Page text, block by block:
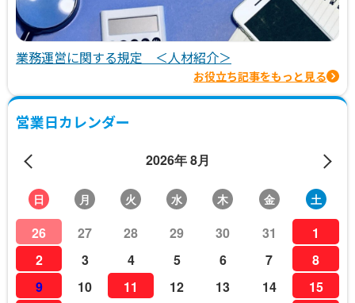
業務運営に関する規定 ＜人材紹介＞
お役立ち記事をもっと見る
営業日カレンダー
2026年 8月
日 月 火 水 木 金 土
26 27 28 29 30 31
1
2
3 4 5 6 7
8
9
10 11 12 13 14
15